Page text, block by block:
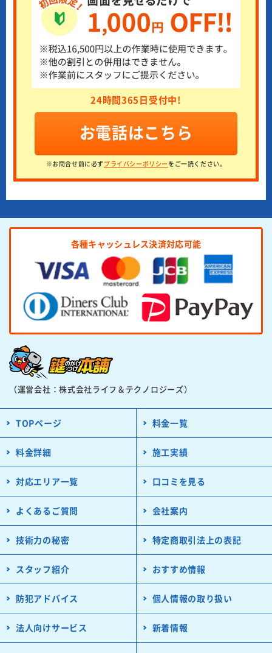
24時間365日受付中!
お電話はこちら
※お問合せ前に必ずプライバシーポリシー をご一読ください。
各種キャッシュレス決済対応可能
（運営会社：株式会社ライフ＆テクノロジーズ）
TOPページ 料金一覧
料金詳細 施工実績
対応エリア一覧 口コミを見る
よくあるご質問 会社案内
技術力の秘密 特定商取引法上の表記
スタッフ紹介 おすすめ情報
防犯アドバイス 個人情報の取り扱い
法人向けサービス 新着情報